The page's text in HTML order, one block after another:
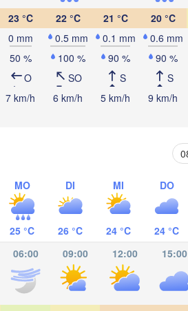
23 °C
0 mm
50 %
O
7 km/h
22 °C
0.5 mm
100 %
SO
6 km/h
21 °C
0.1 mm
90 %
S
5 km/h
20 °C
0.6 mm
90 %
S
9 km/h
MO
25 °C
DI
26 °C
MI
24 °C
DO
24 °C
06:00 09:00 12:00 15:00
Managua
Sula
NICARAGUA
San José
COSTA RICA